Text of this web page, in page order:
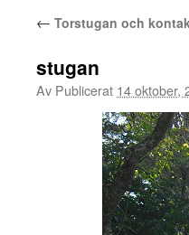
← Torstugan och
stugan
Av Publicerat 14 oktober,